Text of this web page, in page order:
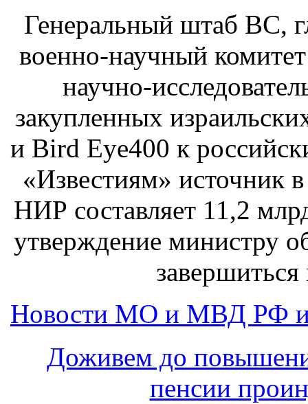
Генеральный штаб ВС,
военно-научный
научно-
закупленных
и Bird Eye400 к
«Известиям» источник
НИР составляет 11,2
утверждение министру
Новости МО и МВД РФ
Доживем до
пенсии